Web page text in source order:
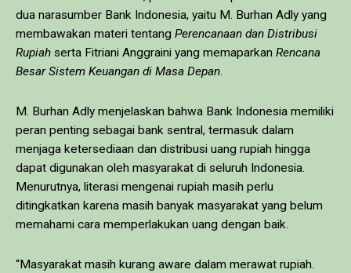
dua narasumber Bank Indonesia, yaitu M. Burhan Adly yang
membawakan materi tentang Perencanaan dan Distribusi
Rupiah serta Fitriani Anggraini yang memaparkan Rencana
Besar Sistem Keuangan di Masa Depan.
M. Burhan Adly menjelaskan bahwa Bank Indonesia memiliki
peran penting sebagai bank sentral, termasuk dalam
menjaga ketersediaan dan distribusi uang rupiah hingga
dapat digunakan oleh masyarakat di seluruh Indonesia.
Menurutnya, literasi mengenai rupiah masih perlu
ditingkatkan karena masih banyak masyarakat yang belum
memahami cara memperlakukan uang dengan baik.
“Masyarakat masih kurang aware dalam merawat rupiah.